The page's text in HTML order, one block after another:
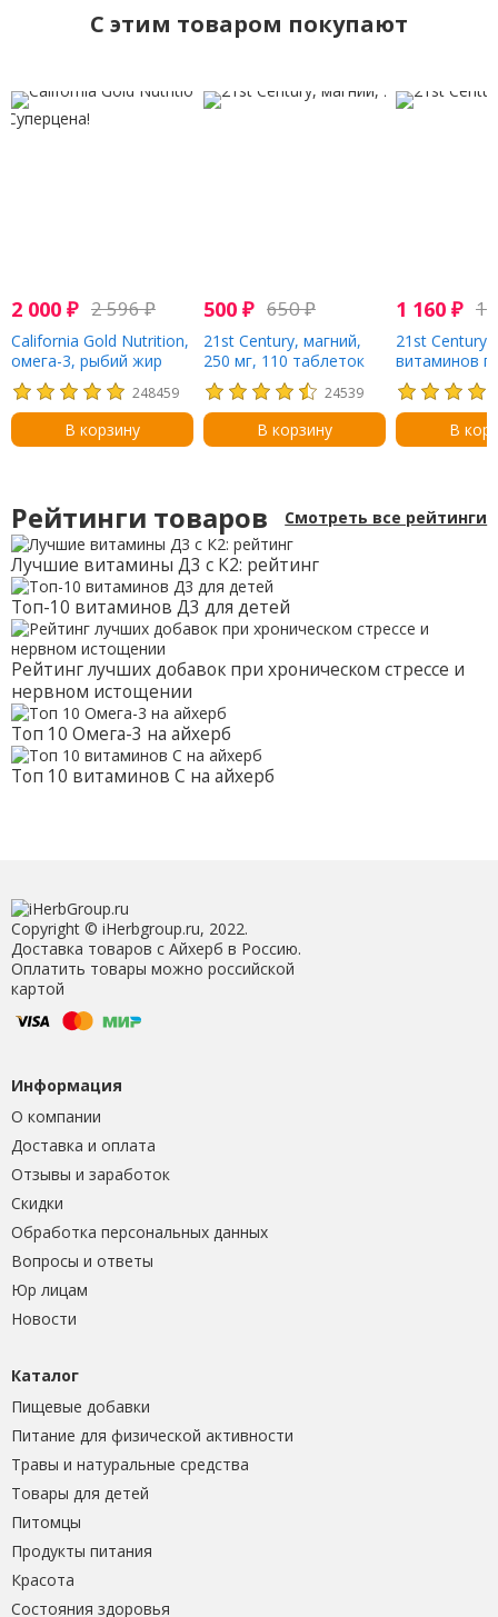
C этим товаром покупают
Суперцена!
2 000 ₽ 2 596₽
California Gold Nutrition,
омега-3, рыбий жир
премиального
качества, 180 мг ЭПК /
120 мг ДГК, 100 капсул
из рыбьего желатина
248459
В корзину
500 ₽ 650₽
21st Century, магний,
250 мг, 110 таблеток
24539
В корзину
1 160 ₽ 1
21st Century,
витаминов
витамином
таблеток
В
Рейтинги товаров Смотреть все рейтинги
Лучшие витамины Д3 с К2: рейтинг
Топ-10 витаминов Д3 для детей
Рейтинг лучших добавок при хроническом стрессе и
нервном истощении
Топ 10 Омега-3 на айхерб
Топ 10 витаминов С на айхерб
Copyright © iHerbgroup.ru, 2022.
Доставка товаров с Айхерб в Россию.
Оплатить товары можно российской
картой
Информация
О компании
Доставка и оплата
Отзывы и заработок
Скидки
Обработка персональных данных
Вопросы и ответы
Юр лицам
Новости
Каталог
Пищевые добавки
Питание для физической активности
Травы и натуральные средства
Товары для детей
Питомцы
Продукты питания
Красота
Состояния здоровья